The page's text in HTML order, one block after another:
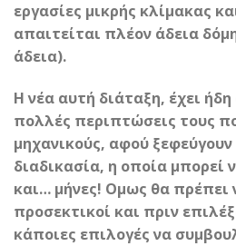
εργασίες μικρής κλίμακας
απαιτείται πλέον άδεια
άδεια).
Η νέα αυτή διάταξη, έχει
πολλές περιπτώσεις τους
μηχανικούς, αφού
διαδικασία, η οποία μπορεί
και… μήνες! Ομως θα πρέπει
προσεκτικοί και πριν
κάποιες επιλογές να